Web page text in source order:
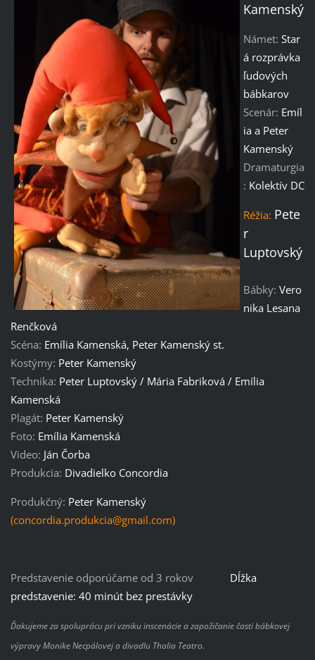
Kamenský
Námet: Star
á rozprávka
ľudových
bábkarov
Scenár: Emíl
ia a Peter
Kamenský
Dramaturgia
: Kolektív DC
Réžia: Pete
r
Luptovský
Bábky: Vero
nika Lesana
Renčková
Scéna: Emília Kamenská, Peter Kamenský st.
Kostýmy: Peter Kamenský
Technika: Peter Luptovský / Mária Fabriková / Emília
Kamenská
Plagát: Peter Kamenský
Foto: Emília Kamenská
Video: Ján Čorba
Produkcia: Divadielko Concordia
Produkčný: Peter Kamenský
(concordia.produkcia@gmail.com)
Predstavenie odporúčame od 3 rokov Dĺžka
predstavenie: 40 minút bez prestávky
Ďakujeme za spoluprácu pri vzniku inscenácie a zapožičanie časti bábkovej
výpravy Monike Necpálovej a divadlu Thalia Teatro.